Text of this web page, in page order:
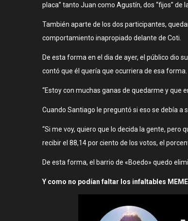
placa” tanto Juan como Agustín, dos “fijos” de
También aparte de los dos participantes,
comportamiento inapropiado delante de Coti.
De esta forma en el dia de ayer, el público dio
contó que él quería que ocurriera de esa forma.
“Estoy con muchas ganas de quedarme y que
Cuando Santiago le preguntó si eso se debía a
“Si me voy, quiero que lo decida la gente, pero
recibir el 88,14 por ciento de los votos, el
De esta forma, el barrio de «Boedo» quedo
Y como no podían faltar los infaltables